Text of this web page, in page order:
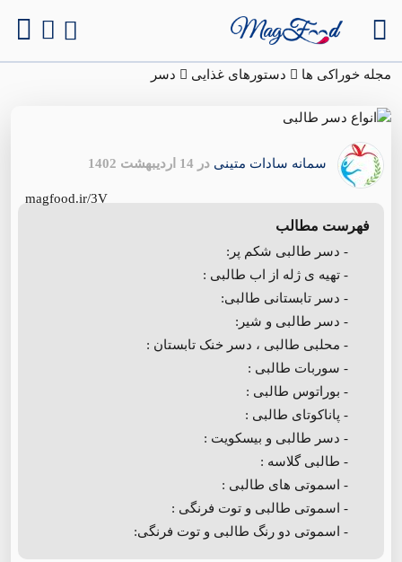
مجله خوراکی ها دستورهای غذایی دسر
سمانه سادات متینی در 14 اردیبهشت 1402
magfood.ir/3V
فهرست مطالب
- دسر طالبی شکم پر:
- تهیه ی ژله از اب طالبی :
- دسر تابستانی طالبی:
- دسر طالبی و شیر:
- محلبی طالبی ، دسر خنک تابستان :
- سوربات طالبی :
- بوراتوس طالبی :
- پاناکوتای طالبی :
- دسر طالبی و بیسکویت :
- طالبی گلاسه :
- اسموتی های طالبی :
- اسموتی طالبی و توت فرنگی :
- اسموتی دو رنگ طالبی و توت فرنگی: